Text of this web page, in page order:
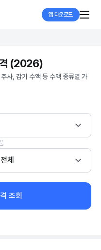
앱 다운로드
격 (2026)
사, 감기 수액 등 수액 종류별 가
전체
조회